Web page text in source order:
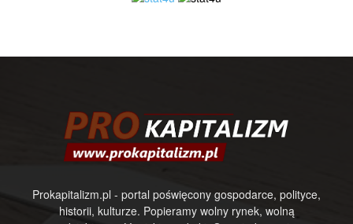
Prokapitalizm.pl - portal poświęcony gospodarce, polityce,
historii, kulturze. Popieramy wolny rynek, wolną